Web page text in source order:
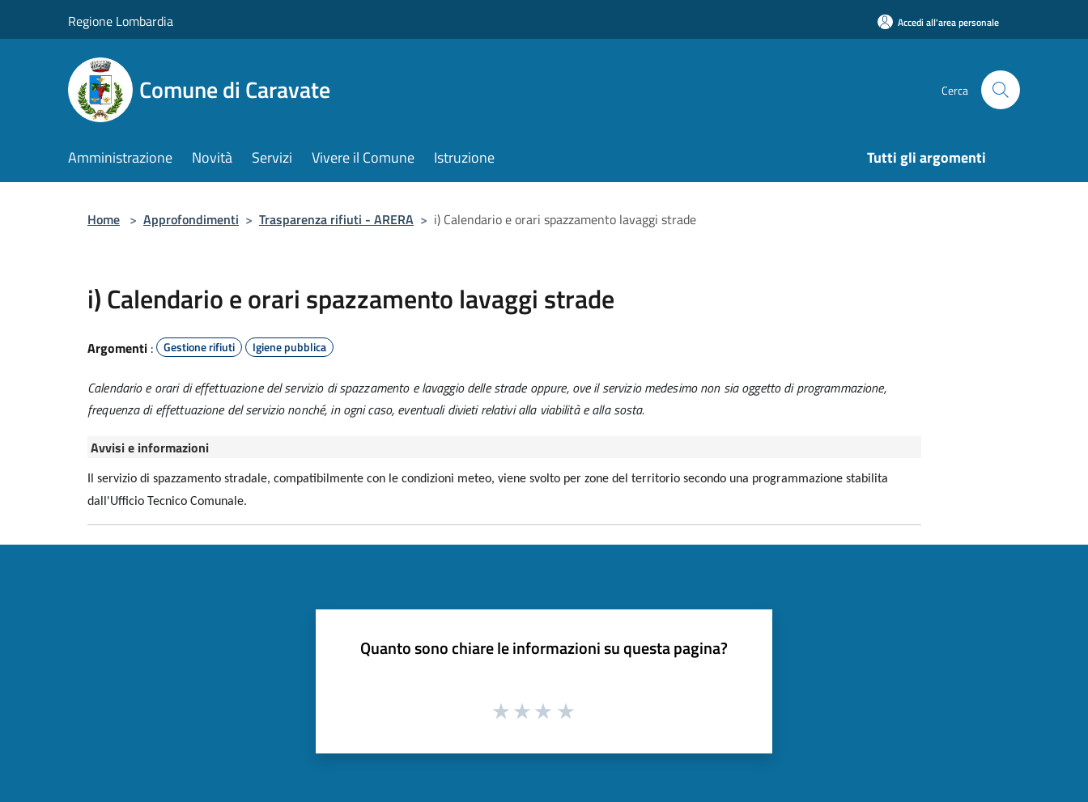
Regione Lombardia Accedi all'area personale
Comune di Caravate Cerca
Amministrazione Novità Servizi Vivere il Comune Istruzione Tutti gli argomenti
Home > Approfondimenti > Trasparenza rifiuti - ARERA > i) Calendario e orari spazzamento lavaggi strade
i) Calendario e orari spazzamento lavaggi strade
Argomenti : Gestione rifiuti Igiene pubblica
Calendario e orari di effettuazione del servizio di spazzamento e lavaggio delle strade oppure, ove il servizio medesimo non sia oggetto di programmazione,
frequenza di effettuazione del servizio nonché, in ogni caso, eventuali divieti relativi alla viabilità e alla sosta.
Avvisi e informazioni
Il servizio di spazzamento stradale, compatibilmente con le condizioni meteo, viene svolto per zone del territorio secondo una programmazione stabilita
dall'Ufficio Tecnico Comunale.
Quanto sono chiare le informazioni su questa pagina?